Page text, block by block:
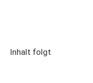
Inhalt folgt